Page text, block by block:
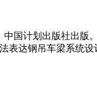
中国计划出版社出
表达钢吊车梁系统